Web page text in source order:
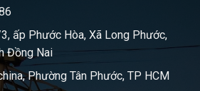
ấp Phước Hòa, Xã Long Phước,
Đồng Nai
Phường Tân Phước, TP HCM